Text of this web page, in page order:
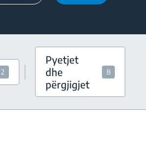
2
Pyetjet
dhe
përgjigjet
8